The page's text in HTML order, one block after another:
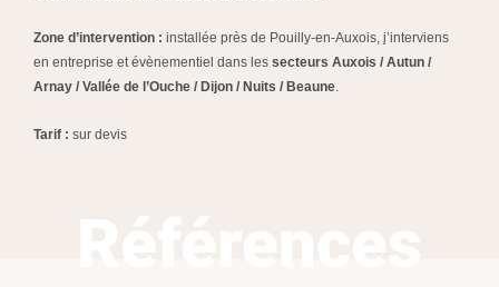
Zone d’intervention : installée près de Pouilly-en-Auxois, j’interviens
en entreprise et évènementiel dans les secteurs Auxois / Autun /
Arnay / Vallée de l’Ouche / Dijon / Nuits / Beaune.
Tarif : sur devis